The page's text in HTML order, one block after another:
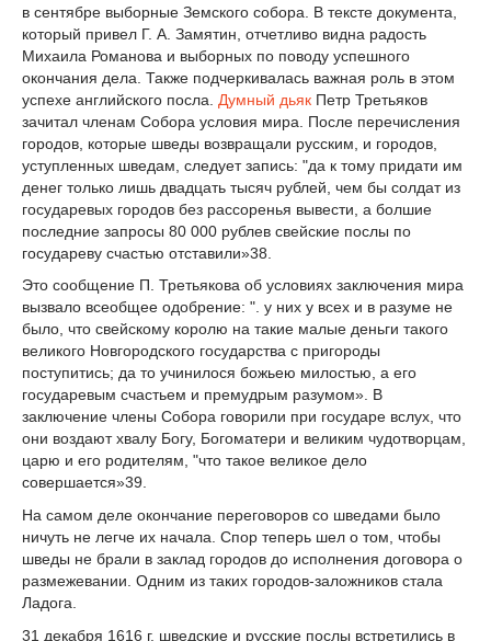
в сентябре выборные Земского собора. В тексте документа,
который привел Г. А. Замятин, отчетливо видна радость
Михаила Романова и выборных по поводу ус­пешного
окончания дела. Также подчеркивалась важная роль в этом
успехе английского посла. Думный дьяк Петр Третьяков
зачитал членам Собора условия мира. После пере­числения
городов, которые шведы возвращали русским, и городов,
уступленных шведам, следует запись: "да к тому придати им
денег только лишь двадцать тысяч рублей, чем бы солдат из
государевых городов без рассоренья вывести, а болшие
последние запросы 80 000 рублев свейские послы по
государеву счастью отставили»38
Это сообщение П. Третьякова об условиях заключения мира
вызвало всеобщее одоб­рение: ". у них у всех и в разуме не
было, что свейскому королю на такие малые деньги такого
великого Новгородского государства с пригороды
поступитись; да то учинилося божьею милостью, а его
государевым счастьем и премудрым разумом». В
заключение члены Собора говорили при государе вслух, что
они воздают хвалу Богу, Богоматери и великим чудотворцам,
царю и его родителям, "что такое великое дело
совершается»39.
На самом деле окончание переговоров со шведами было
ничуть не легче их начала. Спор теперь шел о том, чтобы
шведы не брали в заклад городов до исполнения договора о
размежевании. Одним из таких городов-заложников стала
Ладога.
31 декабря 1616 г. шведские и русские послы встретились в